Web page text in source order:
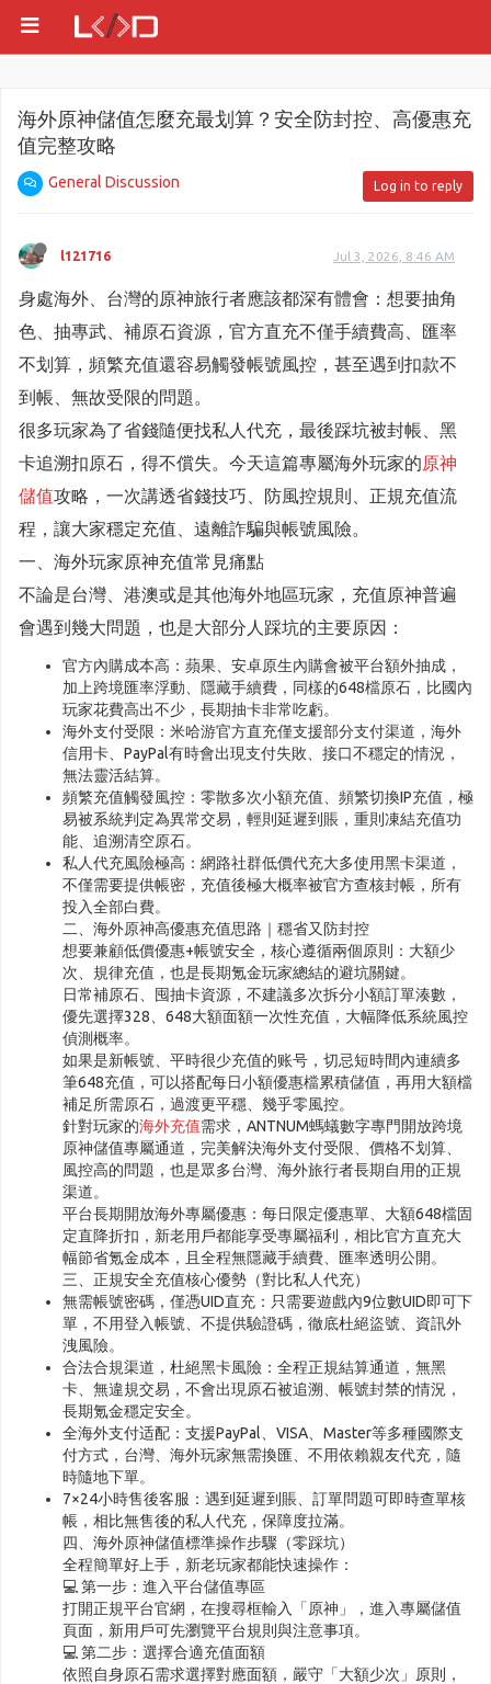
海外原神儲值怎麼充最划算？安全防封控、高優惠充
值完整攻略
General Discussion Log in to reply
l121716 Jul 3, 2026, 8:46 AM
身處海外、台灣的原神旅行者應該都深有體會：想要抽角
色、抽專武、補原石資源，官方直充不僅手續費高、匯率
不划算，頻繁充值還容易觸發帳號風控，甚至遇到扣款不
到帳、無故受限的問題。
很多玩家為了省錢隨便找私人代充，最後踩坑被封帳、黑
卡追溯扣原石，得不償失。今天這篇專屬海外玩家的原神
儲值攻略，一次講透省錢技巧、防風控規則、正規充值流
程，讓大家穩定充值、遠離詐騙與帳號風險。
一、海外玩家原神充值常見痛點
不論是台灣、港澳或是其他海外地區玩家，充值原神普遍
會遇到幾大問題，也是大部分人踩坑的主要原因：
官方內購成本高：蘋果、安卓原生內購會被平台額外抽成，
加上跨境匯率浮動、隱藏手續費，同樣的648檔原石，比國內
玩家花費高出不少，長期抽卡非常吃虧。
海外支付受限：米哈游官方直充僅支援部分支付渠道，海外
信用卡、PayPal有時會出現支付失敗、接口不穩定的情況，
無法靈活結算。
頻繁充值觸發風控：零散多次小額充值、頻繁切換IP充值，極
易被系統判定為異常交易，輕則延遲到賬，重則凍結充值功
能、追溯清空原石。
私人代充風險極高：網路社群低價代充大多使用黑卡渠道，
不僅需要提供帳密，充值後極大概率被官方查核封帳，所有
投入全部白費。
二、海外原神高優惠充值思路｜穩省又防封控
想要兼顧低價優惠+帳號安全，核心遵循兩個原則：大額少
次、規律充值，也是長期氪金玩家總結的避坑關鍵。
日常補原石、囤抽卡資源，不建議多次拆分小額訂單湊數，
優先選擇328、648大額面額一次性充值，大幅降低系統風控
偵測概率。
如果是新帳號、平時很少充值的账号，切忌短時間內連續多
筆648充值，可以搭配每日小額優惠檔累積儲值，再用大額檔
補足所需原石，過渡更平穩、幾乎零風控。
針對玩家的海外充值需求，ANTNUM螞蟻數字專門開放跨境
原神儲值專屬通道，完美解決海外支付受限、價格不划算、
風控高的問題，也是眾多台灣、海外旅行者長期自用的正規
渠道。
平台長期開放海外專屬優惠：每日限定優惠單、大額648檔固
定直降折扣，新老用戶都能享受專屬福利，相比官方直充大
幅節省氪金成本，且全程無隱藏手續費、匯率透明公開。
三、正規安全充值核心優勢（對比私人代充）
無需帳號密碼，僅憑UID直充：只需要遊戲內9位數UID即可下
單，不用登入帳號、不提供驗證碼，徹底杜絕盜號、資訊外
洩風險。
合法合規渠道，杜絕黑卡風險：全程正規結算通道，無黑
卡、無違規交易，不會出現原石被追溯、帳號封禁的情況，
長期氪金穩定安全。
全海外支付适配：支援PayPal、VISA、Master等多種國際支
付方式，台灣、海外玩家無需換匯、不用依賴親友代充，隨
時隨地下單。
7×24小時售後客服：遇到延遲到賬、訂單問題可即時查單核
帳，相比無售後的私人代充，保障度拉滿。
四、海外原神儲值標準操作步驟（零踩坑）
全程簡單好上手，新老玩家都能快速操作：
💻 第一步：進入平台儲值專區
打開正規平台官網，在搜尋框輸入「原神」，進入專屬儲值
頁面，新用戶可先瀏覽平台規則與注意事項。
💻 第二步：選擇合適充值面額
依照自身原石需求選擇對應面額，嚴守「大額少次」原則，